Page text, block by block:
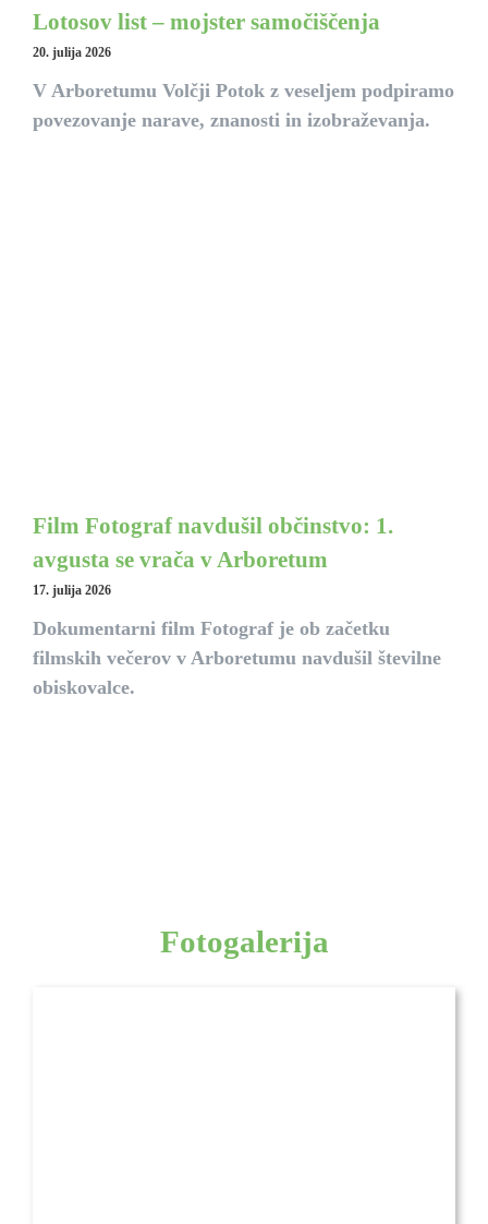
Lotosov list – mojster samočiščenja
20. julija 2026
V Arboretumu Volčji Potok z veseljem podpiramo
povezovanje narave, znanosti in izobraževanja.
Film Fotograf navdušil občinstvo: 1.
avgusta se vrača v Arboretum
17. julija 2026
Dokumentarni film Fotograf je ob začetku
filmskih večerov v Arboretumu navdušil številne
obiskovalce.
Fotogalerija